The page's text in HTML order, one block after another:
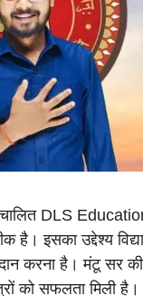
DLS
है। इसका उद्देश्य
करना है। मंटू सर
को सफलता मिली है।